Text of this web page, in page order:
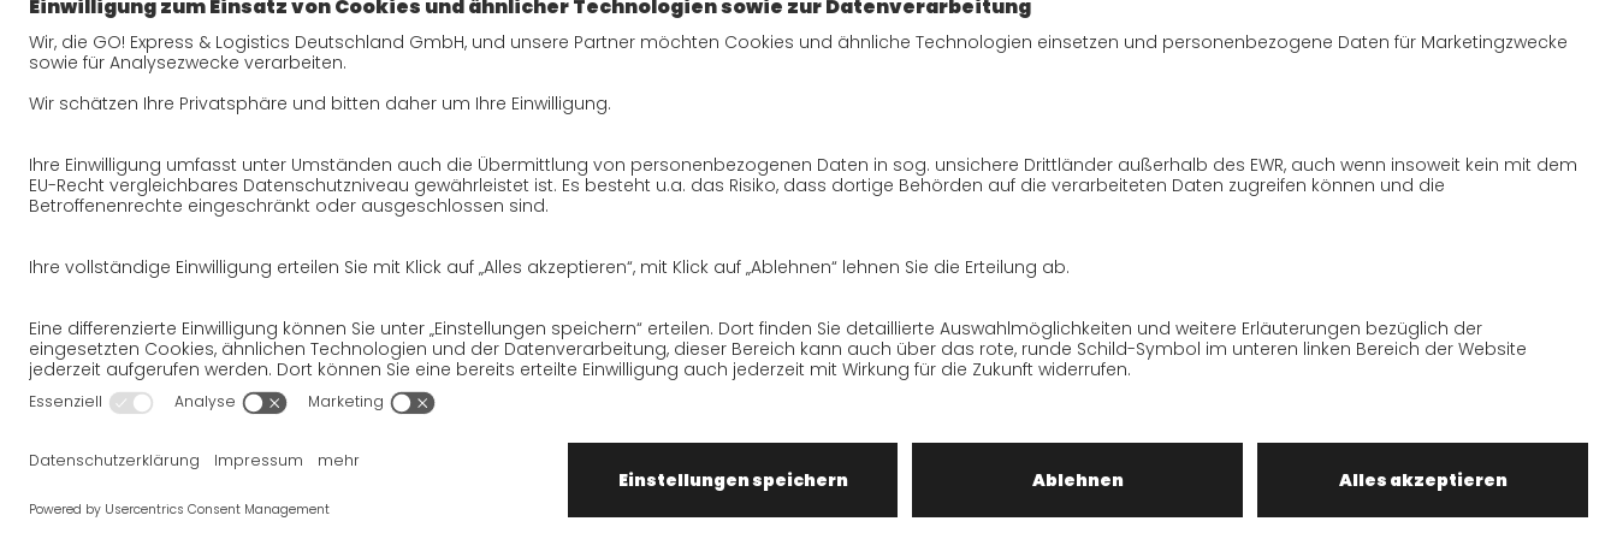
Zertifizierungen
Auszeichnungen
Datenschutzerklärung
Datenschutzerklärung Social
Media
App
ImpressumAGBDatenschutzRechtshinweiseCookies
Wir wollen 100 % Service bieten. Die Inhalte unserer Website, die ausschließlich Ihrer Information dienen, wurden daher mit größter Sorgfalt
erstellt. Bitte haben Sie jedoch Verständnis dafür, dass dieser Service nur gehalten werden kann, wenn die zugrunde gelegten
Rahmenbedingungen, auf die wir nur bedingt Einfluss haben, dies zulassen. Wir müssen daher die gemachten Angaben unter Vorbehalt stellen,
sodass wir für die Richtigkeit, Vollständigkeit, ableitbare Zusicherungen und Aktualität der Inhalte keine Gewähr übernehmen können.
© 2026
Express & Logistics Deutschland GmbH